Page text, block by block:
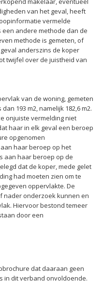
van het geval, heeft
vermelde
andere methode dan de
methode is gemeten, of
anderszins de koper
twijfel over de juistheid van
van de woning, gemeten
193 m2, namelijk 182,6 m2.
onjuiste vermelding niet
haar in elk geval een beroep
opgenomen
haar beroep op het
aan haar beroep op de
dat de koper, mede gelet
had moeten zien om te
oppervlakte. De
nader onderzoek kunnen en
Hiervoor bestond temeer
door een
dat daaraan geen
in dit verband onvoldoende.